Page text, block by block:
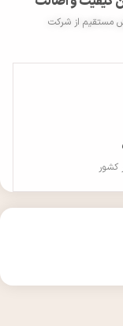
مستقیم از شرکت
کشور